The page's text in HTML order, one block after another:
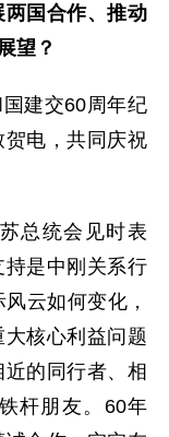
国合作、推动
望？
建交60周年纪
电，共同庆祝
总统会见时表
是中刚关系行
云如何变化，
核心利益问题
近的同行者、相
杆朋友。60年